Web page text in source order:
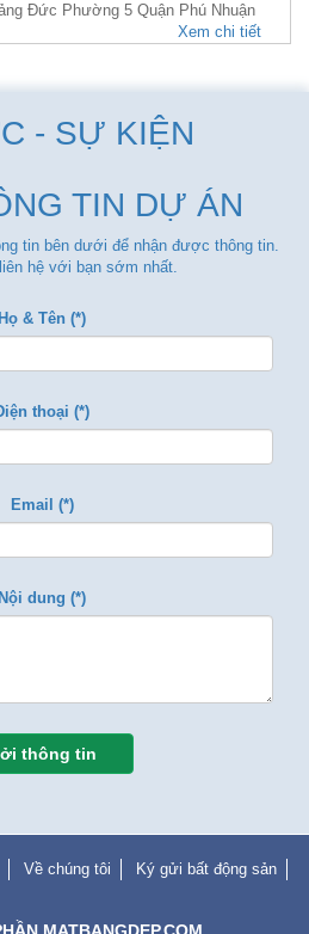
Đức Phường 5 Quận Phú Nhuận
Xem chi tiết
- SỰ KIỆN
TIN DỰ ÁN
tin bên dưới để nhận được thông tin.
hệ với bạn sớm nhất.
Họ & Tên (*)
thoại (*)
Email (*)
Nội dung (*)
thông tin
Về chúng tôi Ký gửi bất động sản